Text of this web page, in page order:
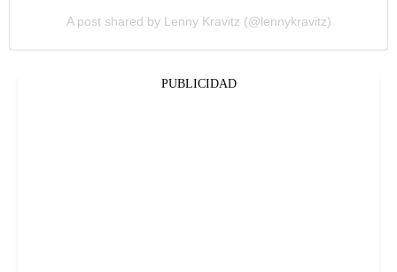
A post shared by Lenny Kravitz (@lennykravitz)
PUBLICIDAD